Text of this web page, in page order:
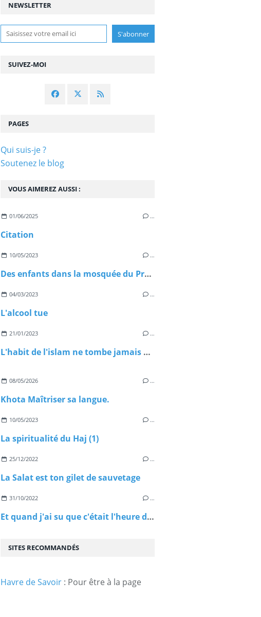
NEWSLETTER
SUIVEZ-MOI
VOUS AIMEREZ AUSSI :
01/06/2025 …
Citation
10/05/2023 …
Des enfants dans la mosquée du Prophète Mohamed
04/03/2023 …
L'alcool tue
21/01/2023 …
L'habit de l'islam ne tombe jamais par terre. Si certains ne veulent plus le porter, d'autre auront l'honneur de le porter ...
08/05/2026 …
Khota Maîtriser sa langue.
10/05/2023 …
La spiritualité du Haj (1)
25/12/2022 …
La Salat est ton gilet de sauvetage
31/10/2022 …
Et quand j'ai su que c'était l'heure de partir
PAGES
Qui suis-je ?
Soutenez le blog
SITES RECOMMANDÉS
Havre de Savoir : Pour être à la page